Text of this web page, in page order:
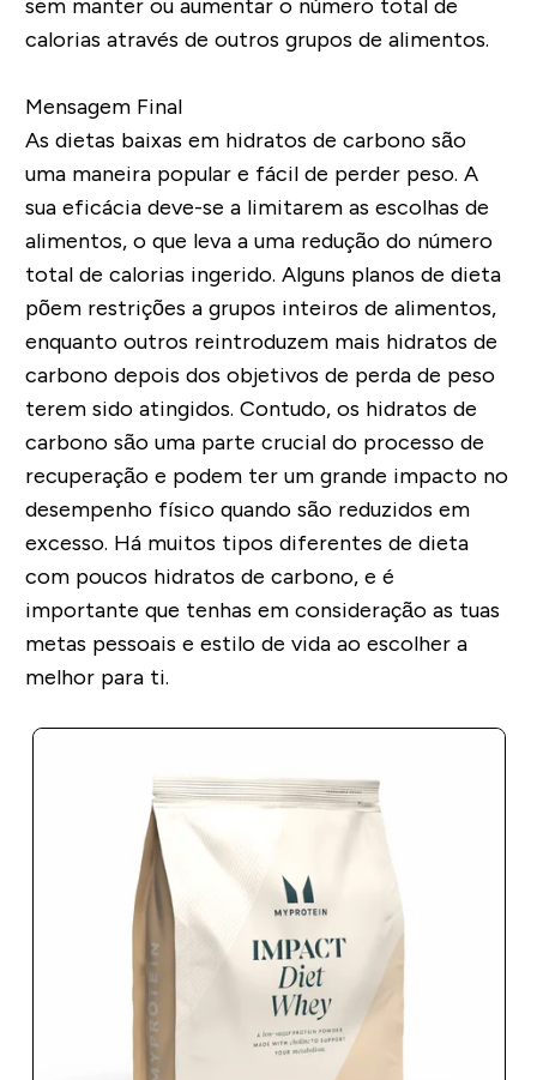
sem manter ou aumentar o número total de
calorias através de outros grupos de alimentos.
Mensagem Final
As dietas baixas em hidratos de carbono são
uma maneira popular e fácil de perder peso. A
sua eficácia deve-se a limitarem as escolhas de
alimentos, o que leva a uma redução do número
total de calorias ingerido. Alguns planos de dieta
põem restrições a grupos inteiros de alimentos,
enquanto outros reintroduzem mais hidratos de
carbono depois dos objetivos de perda de peso
terem sido atingidos. Contudo, os hidratos de
carbono são uma parte crucial do processo de
recuperação e podem ter um grande impacto no
desempenho físico quando são reduzidos em
excesso. Há muitos tipos diferentes de dieta
com poucos hidratos de carbono, e é
importante que tenhas em consideração as tuas
metas pessoais e estilo de vida ao escolher a
melhor para ti.